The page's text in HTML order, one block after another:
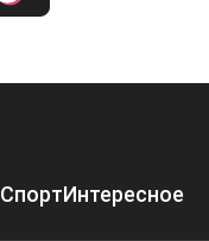
СпортИнтересное